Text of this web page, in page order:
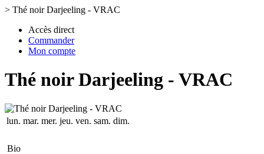
> Thé noir Darjeeling - VRAC
Accès direct
Commander
Mon compte
Thé noir Darjeeling - VRAC
lun. mar. mer. jeu. ven. sam. dim.
Bio